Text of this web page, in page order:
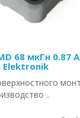
68 мкГн 0.87
Elektronik
..